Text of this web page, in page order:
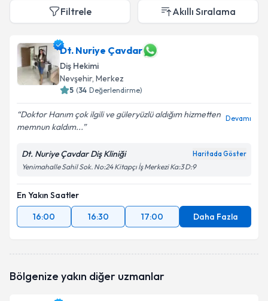
Filtrele Akıllı Sıralama
Dt. Nuriye Çavdar
Diş Hekimi
Nevşehir, Merkez
5 (34 Değerlendirme)
Doktor Hanım çok ilgili ve güleryüzlü aldığım hizmetten
memnun kaldım...
Devamı
Dt. Nuriye Çavdar Diş Kliniği Haritada Göster
Yenimahalle Sahil Sok. No:24 Kitapçı İş Merkezi Ka:3 D:9
En Yakın Saatler
16:00
16:30 17:00 Daha Fazla
Bölgenize yakın diğer uzmanlar